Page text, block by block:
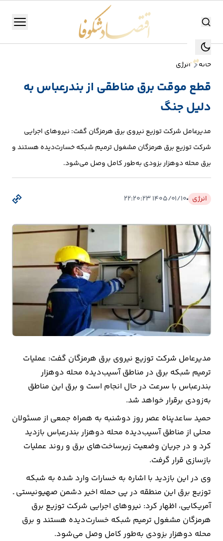
جستجو جستجو
منو
تولید
صنعت
انرژی
بورس
بیمه
اقتصاد
جهان
بازار
و
تجارت
راه
و
مسکن
اقتصاد
ایران
خودرو
عمومی
خانه انرژی
قطع موقت برق مناطقی از بندرعباس به
دلیل جنگ
مدیرعامل شرکت توزیع نیروی برق هرمزگان گفت: نیروهای اجرایی
شرکت توزیع برق هرمزگان مشغول ترمیم شبکه خسارت‌دیده هستند و
برق محله دوهزار بزودی به‌طور کامل وصل می‌شود.
انرژی ۱۴۰۵/۰۱/۱۰ ۲۲:۲۰:۲۳
مدیرعامل شرکت توزیع نیروی برق هرمزگان گفت: عملیات
ترمیم شبکه برق در مناطق آسیب‌دیده محله دوهزار
بندرعباس با سرعت در حال انجام است و برق این مناطق
به‌زودی برقرار خواهد شد.
حمید ساعدپناه عصر روز دوشنبه به همراه جمعی از مسئولان
محلی از مناطق آسیب‌دیده محله دوهزار بندرعباس بازدید
کرد و در جریان وضعیت زیرساخت‌های برق و روند عملیات
بازسازی قرار گرفت.
وی در این بازدید با اشاره به خسارات وارد شده به شبکه
توزیع برق این منطقه در پی حمله اخیر دشمن صهیونیستی ـ
آمریکایی، اظهار کرد: نیروهای اجرایی شرکت توزیع برق
هرمزگان مشغول ترمیم شبکه خسارت‌دیده هستند و برق
محله دوهزار بزودی به‌طور کامل وصل می‌شود.